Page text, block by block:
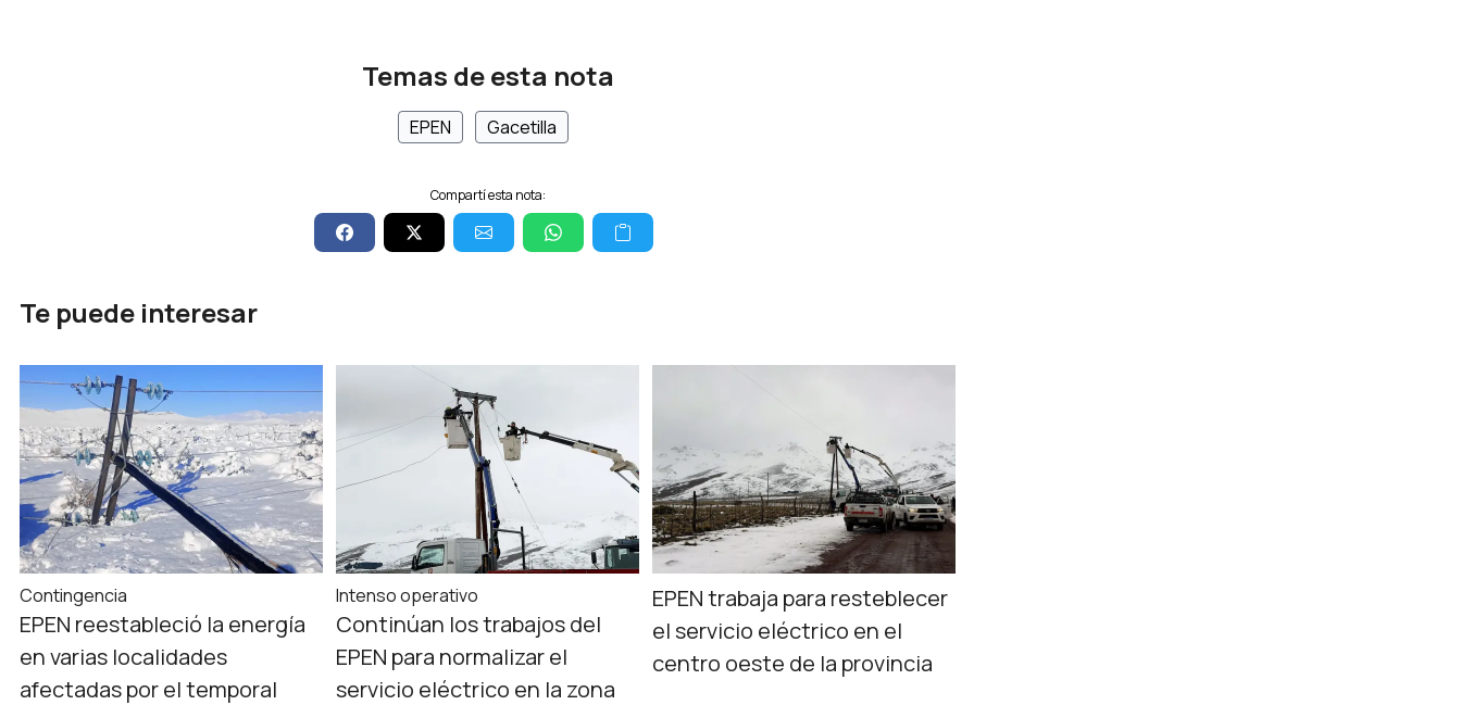
Temas de esta nota
EPEN Gacetilla
Compartí esta nota:
Te puede interesar
Contingencia
EPEN reestableció la energía
en varias localidades
afectadas por el temporal
Intenso operativo
Continúan los trabajos del
EPEN para normalizar el
servicio eléctrico en la zona
EPEN trabaja para resteblecer
el servicio eléctrico en el
centro oeste de la provincia